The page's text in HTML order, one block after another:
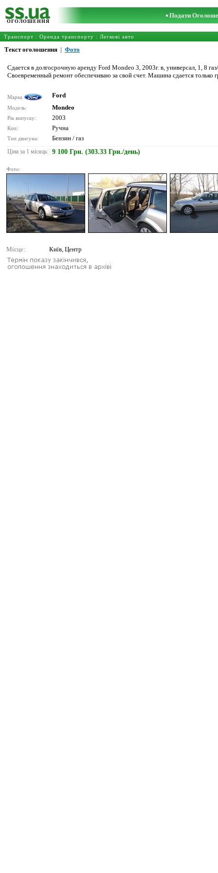
ОГОЛОШЕННЯ
Подати
Транспорт : Оренда транспорту : Легкові авто
Текст оголошення | Фото
Сдается в долгосрочную аренду Ford Mondeo 3, 2003г. в, универсал, 1, 8
Своевременный ремонт обеспечиваю за свой счет. Машина сдается
Марка Ford
Модель: Mondeo
Рік випуску: 2003
Кпп: Ручна
Тип двигуна: Бензин / газ
Ціна за 1 місяць: 9 100 Грн. (303.33 Грн./день)
Фото:
Місце: Київ, Центр